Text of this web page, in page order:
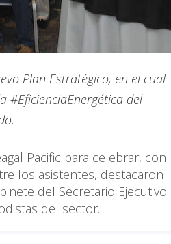
Plan Estratégico, en el cual
#EficienciaEnergética del
Pacific para celebrar, con
los asistentes, destacaron
del Secretario Ejecutivo
del sector.